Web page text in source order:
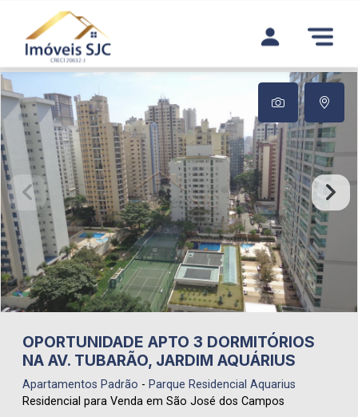
OPORTUNIDADE APTO 3 DORMITÓRIOS
NA AV. TUBARÃO, JARDIM AQUÁRIUS
Apartamentos Padrão - Parque Residencial Aquarius
Residencial para Venda em São José dos Campos